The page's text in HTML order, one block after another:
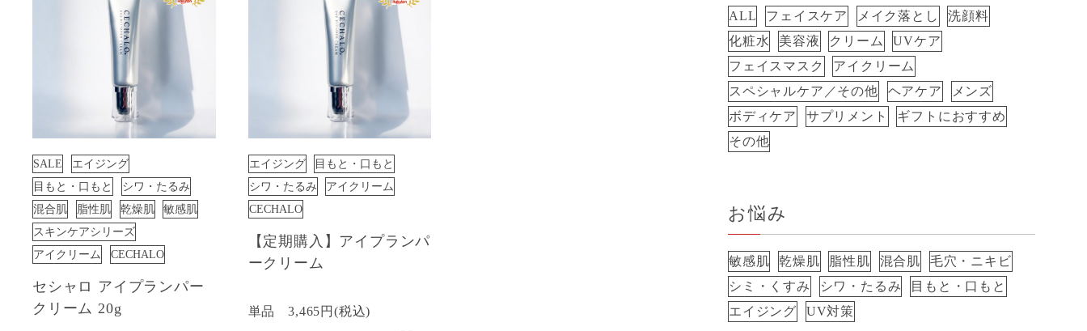
SALE
エイジング
目もと・口もと
シワ・たるみ
混合肌
脂性肌 乾燥肌
敏感肌
スキンケアシリーズ
アイクリーム
CECHALO
セシャロ アイプランパー
クリーム 20g
エイジング
目もと・口もと
シワ・たるみ
アイクリーム
CECHALO
【定期購入】アイプランパ
ークリーム
単品 3,465円(税込)
ALL フェイスケア メイク落とし
洗顔料
化粧水
美容液 クリーム
UVケア
フェイスマスク
アイクリーム
スペシャルケア／その他
ヘアケア
メンズ
ボディケア
サプリメント
ギフトにおすすめ
その他
お悩み
敏感肌 乾燥肌 脂性肌 混合肌
毛穴・ニキビ
シミ・くすみ
シワ・たるみ
目もと・口もと
エイジング
UV対策